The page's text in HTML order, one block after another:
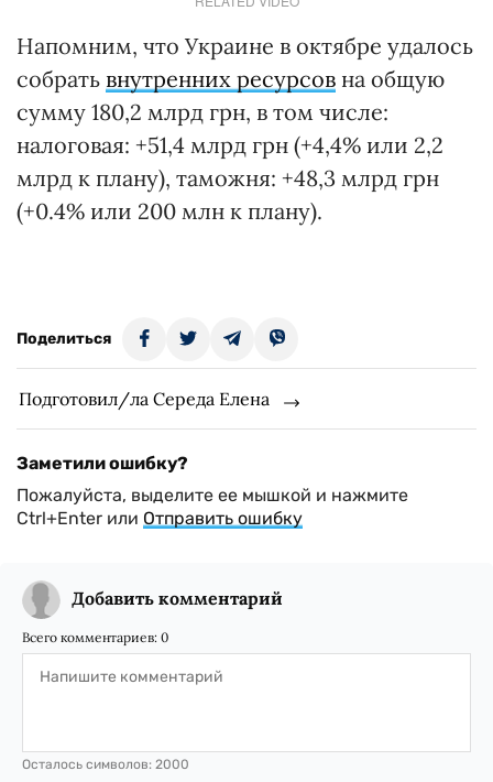
Напомним, что Украине в октябре удалось
собрать внутренних ресурсов на общую
сумму 180,2 млрд грн, в том числе:
налоговая: +51,4 млрд грн (+4,4% или 2,2
млрд к плану), таможня: +48,3 млрд грн
(+0.4% или 200 млн к плану).
Поделиться
Подготовил/ла Середа Елена
Заметили ошибку?
Пожалуйста, выделите ее мышкой и нажмите
Ctrl+Enter или Отправить ошибку
Добавить комментарий
Всего комментариев: 0
Осталось символов: 2000